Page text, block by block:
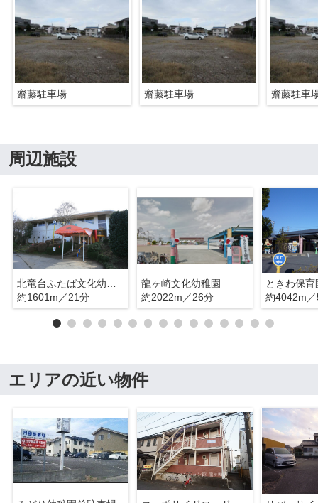
齋藤駐車場 齋藤駐車場 齋藤駐車
周辺施設
北竜台ふたば文化幼稚園
約1601m／21分
龍ヶ崎文化幼稚園
約2022m／26分
ときわ保育
約4042m
エリアの近い物件